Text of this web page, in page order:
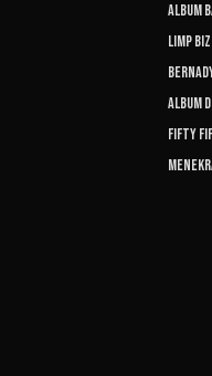
Album
Limp
Album
FIFTY